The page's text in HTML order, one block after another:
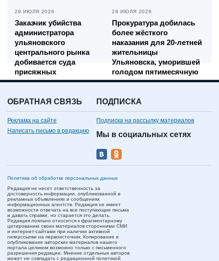
29 ИЮЛЯ 2026
Заказчик убийства
администратора
ульяновского
центрального рынка
добивается суда
присяжных
28 ИЮЛЯ 2026
Прокуратура добилась
более жёсткого
наказания для 20-летней
жительницы
Ульяновска, уморившей
голодом пятимесячную
дочь
ОБРАТНАЯ СВЯЗЬ
Реклама на сайте
Написать письмо в редакцию
ПОДПИСКА
Подписка на рассылку материалов
Мы в социальных сетях
Политика об обработке персональных данных
Редакция не несет ответственность за
достоверность информации, опубликованной в
рекламных объявлениях и сообщениях
информационных агентств. Редакция не имеет
возможности отвечать на все поступающие письма
и давать справки, но старается это делать.
Редакция лояльно относится к фрагментарному
цитированию своих материалов сторонними СМИ
и интернет-сайтами при наличии активной
гиперссылки на первоисточник. Копирование и
опубликование авторских материалов нашего
портала целиком возможно только с письменного
разрешения редакции. Мнение отдельных авторов
может не совпадать с редакционной политикой